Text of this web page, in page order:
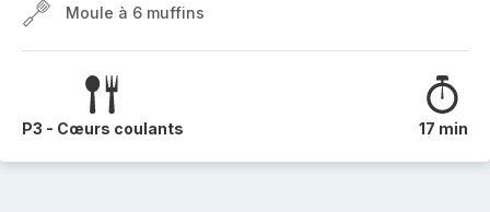
Moule à 6 muffins
P3 - Cœurs coulants 17 min